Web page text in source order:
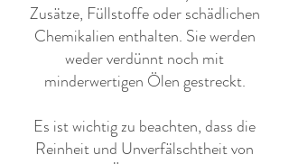
Zusätze, Füllstoffe oder schädlichen
Chemikalien enthalten. Sie werden
weder verdünnt noch mit
minderwertigen Ölen gestreckt.
Es ist wichtig zu beachten, dass die
Reinheit und Unverfälschtheit von